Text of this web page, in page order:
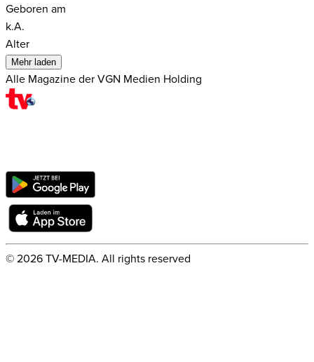
Geboren am
k.A.
Alter
Mehr laden
Alle Magazine der VGN Medien Holding
© 2026 TV-MEDIA. All rights reserved